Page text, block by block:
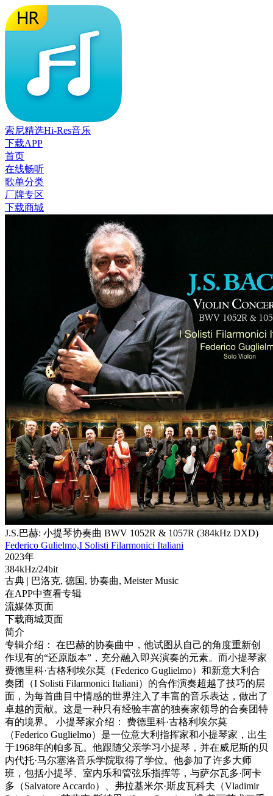
索尼精选Hi-Res音乐
下载APP
首页
在线畅听
歌单分类
厂牌专区
下载商城
J.S.巴赫: 小提琴协奏曲 BWV 1052R & 1057R (384kHz DXD)
Federico Gulielmo,I Solisti Filarmonici Italiani
2023年
384kHz/24bit
古典 | 巴洛克, 德国, 协奏曲, Meister Music
在APP中查看专辑
流媒体页面
下载商城页面
简介
专辑介绍： 在巴赫的协奏曲中，他试图从自己的角度重新创
作现有的“还原版本”，充分融入即兴演奏的元素。而小提琴家
费德里科·古格利埃尔莫（Federico Guglielmo）和新意大利合
奏团（I Solisti Filarmonici Italiani）的合作演奏超越了技巧的层
面，为每首曲目中情感的世界注入了丰富的音乐表达，做出了
卓越的贡献。这是一种只有经验丰富的独奏家领导的合奏团特
有的境界。 小提琴家介绍： 费德里科·古格利埃尔莫
（Federico Guglielmo）是一位意大利指挥家和小提琴家，出生
于1968年的帕多瓦。他跟随父亲学习小提琴，并在威尼斯的贝
内代托·马尔塞洛音乐学院取得了学位。他参加了许多大师
班，包括小提琴、室内乐和管弦乐指挥等，与萨尔瓦多·阿卡
多（Salvatore Accardo）、弗拉基米尔·斯皮瓦科夫（Vladimir